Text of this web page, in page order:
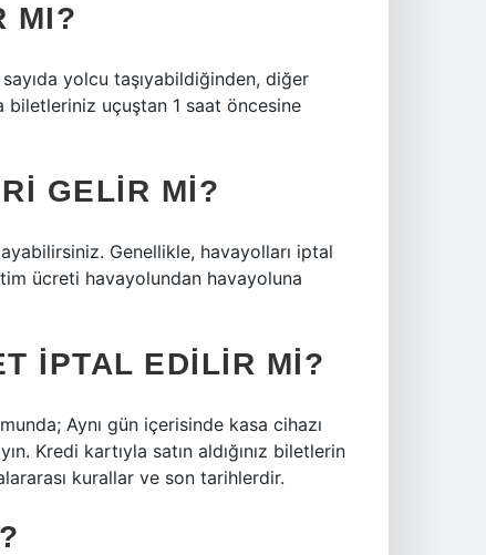
MI?
sayıda yolcu taşıyabildiğinden, diğer
biletleriniz uçuştan 1 saat öncesine
GELIR MI?
Genellikle, havayolları iptal
ücreti havayolundan havayoluna
IPTAL EDILIR MI?
Aynı gün içerisinde kasa cihazı
Kredi kartıyla satın aldığınız biletlerin
kurallar ve son tarihlerdir.